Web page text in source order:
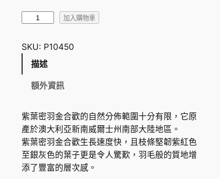
密
羽
c
a
c
i
a
加入購物車
SKU: P10450
描述
額外資訊
紫葉密羽金合歡的自然分佈範圍十分有限，它原
產於澳大利亞新南威爾士州南部大陸地區。
紫葉密羽金合歡生長速度快，且枝條堅韌紫紅色
至銀灰色的葉子更是令人驚歎，羽毛般的質地增
添了豐富的層次感。